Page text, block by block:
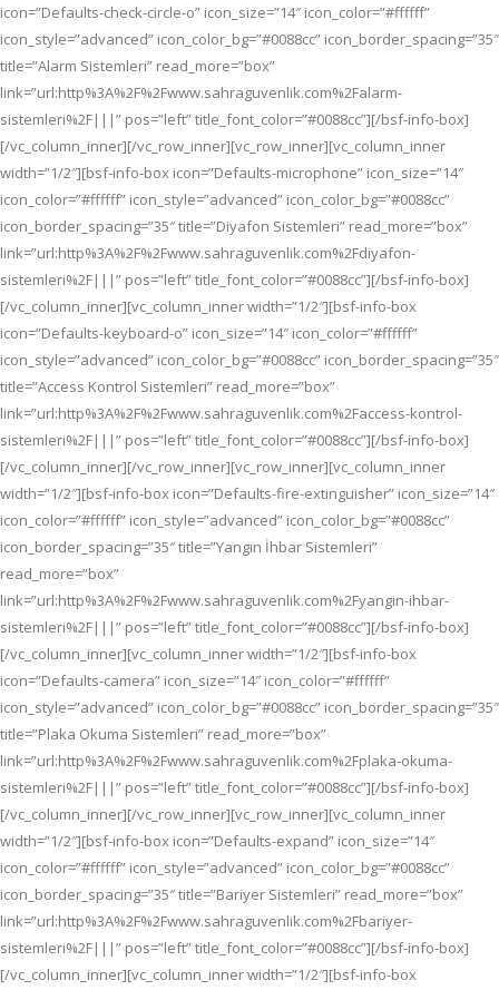
icon=”Defaults-check-circle-o” icon_size=”14″ icon_color=”#ffffff”
icon_style=”advanced” icon_color_bg=”#0088cc” icon_border_spacing=”35″
title=”Alarm Sistemleri” read_more=”box”
link=”url:http%3A%2F%2Fwww.sahraguvenlik.com%2Falarm-
sistemleri%2F|||” pos=”left” title_font_color=”#0088cc”][/bsf-info-box]
[/vc_column_inner][/vc_row_inner][vc_row_inner][vc_column_inner
width=”1/2″][bsf-info-box icon=”Defaults-microphone” icon_size=”14″
icon_color=”#ffffff” icon_style=”advanced” icon_color_bg=”#0088cc”
icon_border_spacing=”35″ title=”Diyafon Sistemleri” read_more=”box”
link=”url:http%3A%2F%2Fwww.sahraguvenlik.com%2Fdiyafon-
sistemleri%2F|||” pos=”left” title_font_color=”#0088cc”][/bsf-info-box]
[/vc_column_inner][vc_column_inner width=”1/2″][bsf-info-box
icon=”Defaults-keyboard-o” icon_size=”14″ icon_color=”#ffffff”
icon_style=”advanced” icon_color_bg=”#0088cc” icon_border_spacing=”35″
title=”Access Kontrol Sistemleri” read_more=”box”
link=”url:http%3A%2F%2Fwww.sahraguvenlik.com%2Faccess-kontrol-
sistemleri%2F|||” pos=”left” title_font_color=”#0088cc”][/bsf-info-box]
[/vc_column_inner][/vc_row_inner][vc_row_inner][vc_column_inner
width=”1/2″][bsf-info-box icon=”Defaults-fire-extinguisher” icon_size=”14″
icon_color=”#ffffff” icon_style=”advanced” icon_color_bg=”#0088cc”
icon_border_spacing=”35″ title=”Yangın İhbar Sistemleri”
read_more=”box”
link=”url:http%3A%2F%2Fwww.sahraguvenlik.com%2Fyangin-ihbar-
sistemleri%2F|||” pos=”left” title_font_color=”#0088cc”][/bsf-info-box]
[/vc_column_inner][vc_column_inner width=”1/2″][bsf-info-box
icon=”Defaults-camera” icon_size=”14″ icon_color=”#ffffff”
icon_style=”advanced” icon_color_bg=”#0088cc” icon_border_spacing=”35″
title=”Plaka Okuma Sistemleri” read_more=”box”
link=”url:http%3A%2F%2Fwww.sahraguvenlik.com%2Fplaka-okuma-
sistemleri%2F|||” pos=”left” title_font_color=”#0088cc”][/bsf-info-box]
[/vc_column_inner][/vc_row_inner][vc_row_inner][vc_column_inner
width=”1/2″][bsf-info-box icon=”Defaults-expand” icon_size=”14″
icon_color=”#ffffff” icon_style=”advanced” icon_color_bg=”#0088cc”
icon_border_spacing=”35″ title=”Bariyer Sistemleri” read_more=”box”
link=”url:http%3A%2F%2Fwww.sahraguvenlik.com%2Fbariyer-
sistemleri%2F|||” pos=”left” title_font_color=”#0088cc”][/bsf-info-box]
[/vc_column_inner][vc_column_inner width=”1/2″][bsf-info-box